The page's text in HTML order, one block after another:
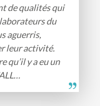
de qualités qui
du
aguerris,
leur activité.
qu’il y a eu un